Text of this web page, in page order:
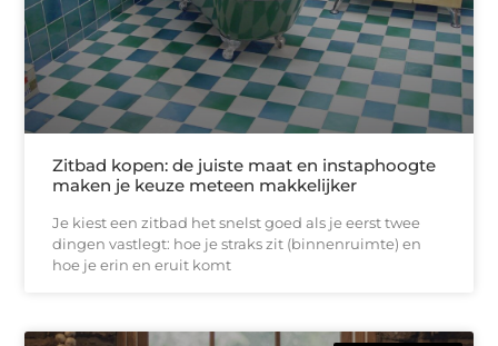
Zitbad kopen: de juiste maat en instaphoogte
maken je keuze meteen makkelijker
Je kiest een zitbad het snelst goed als je eerst twee
dingen vastlegt: hoe je straks zit (binnenruimte) en
hoe je erin en eruit komt